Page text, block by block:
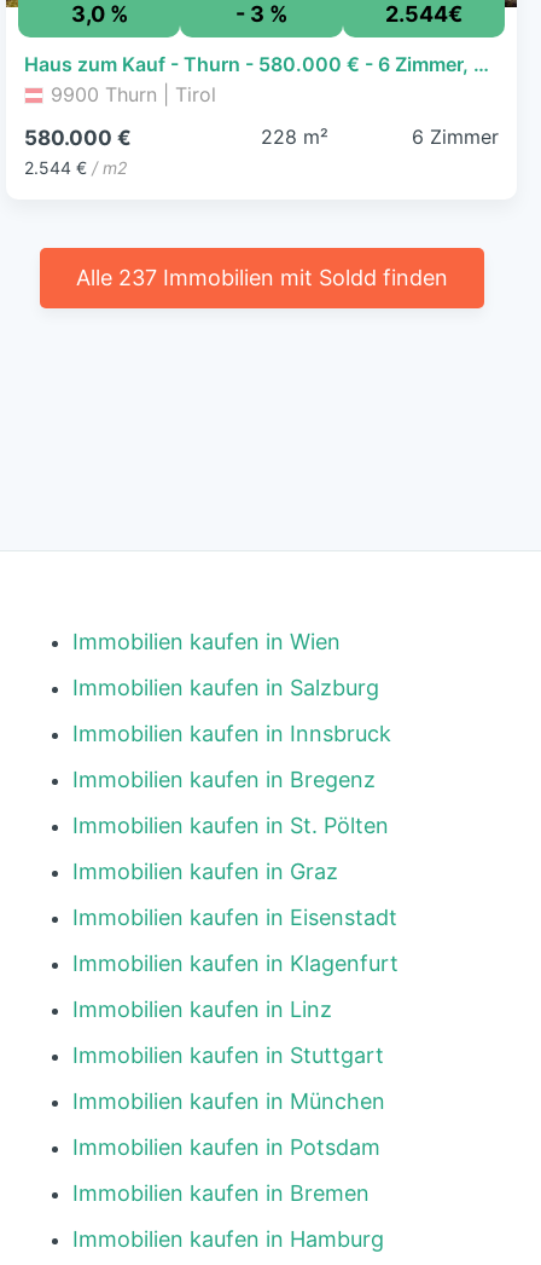
3,0 % - 3 % 2.544€
Haus zum Kauf - Thurn - 580.000 € - 6 Zimmer, 228 m², 1.130 m² Grundstück
9900 Thurn | Tirol
580.000 €
2.544 € / m2
228 m² 6 Zimmer
Alle 237 Immobilien mit Soldd finden
Immobilien kaufen in Wien
Immobilien kaufen in Salzburg
Immobilien kaufen in Innsbruck
Immobilien kaufen in Bregenz
Immobilien kaufen in St. Pölten
Immobilien kaufen in Graz
Immobilien kaufen in Eisenstadt
Immobilien kaufen in Klagenfurt
Immobilien kaufen in Linz
Immobilien kaufen in Stuttgart
Immobilien kaufen in München
Immobilien kaufen in Potsdam
Immobilien kaufen in Bremen
Immobilien kaufen in Hamburg